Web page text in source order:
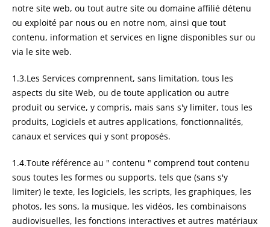
notre site web, ou tout autre site ou domaine affilié détenu
ou exploité par nous ou en notre nom, ainsi que tout
contenu, information et services en ligne disponibles sur ou
via le site web.
1.3.Les Services comprennent, sans limitation, tous les
aspects du site Web, ou de toute application ou autre
produit ou service, y compris, mais sans s'y limiter, tous les
produits, Logiciels et autres applications, fonctionnalités,
canaux et services qui y sont proposés.
1.4.Toute référence au " contenu " comprend tout contenu
sous toutes les formes ou supports, tels que (sans s'y
limiter) le texte, les logiciels, les scripts, les graphiques, les
photos, les sons, la musique, les vidéos, les combinaisons
audiovisuelles, les fonctions interactives et autres matériaux